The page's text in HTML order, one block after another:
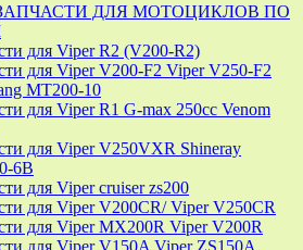
ДЛЯ МОТОЦИКЛОВ ПО
для Viper R2 (V200-R2)
для Viper V200-F2 Viper V250-F2
MT200-10
для Viper R1 G-max 250cc Venom
для Viper V250VXR Shineray
6B
для Viper cruiser zs200
для Viper V200CR/ Viper V250CR
для Viper MX200R Viper V200R
для Viper V150A Viper ZS150A